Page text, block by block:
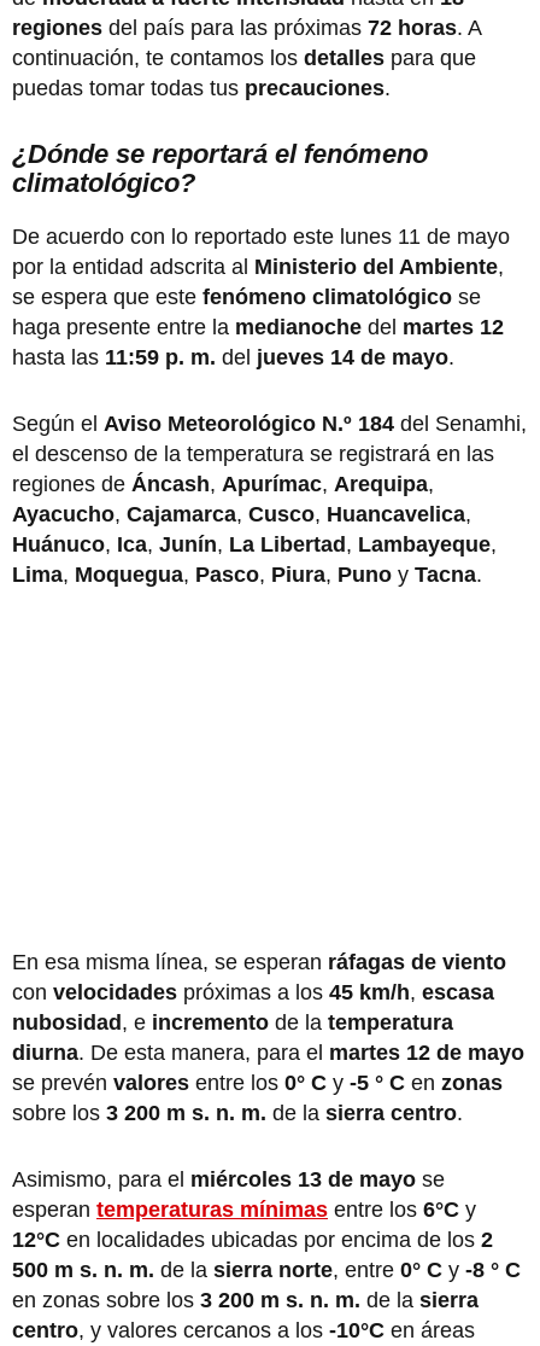
regiones del país para las próximas 72 horas. A
continuación, te contamos los detalles para que
puedas tomar todas tus precauciones.
¿Dónde se reportará el fenómeno
climatológico?
De acuerdo con lo reportado este lunes 11 de mayo
por la entidad adscrita al Ministerio del Ambiente,
se espera que este fenómeno climatológico se
haga presente entre la medianoche del martes 12
hasta las 11:59 p. m. del jueves 14 de mayo.
Según el Aviso Meteorológico N.º 184 del Senamhi,
el descenso de la temperatura se registrará en las
regiones de Áncash, Apurímac, Arequipa,
Ayacucho, Cajamarca, Cusco, Huancavelica,
Huánuco, Ica, Junín, La Libertad, Lambayeque,
Lima, Moquegua, Pasco, Piura, Puno y Tacna.
En esa misma línea, se esperan ráfagas de viento
con velocidades próximas a los 45 km/h, escasa
nubosidad, e incremento de la temperatura
diurna. De esta manera, para el martes 12 de mayo
se prevén valores entre los 0° C y -5 ° C en zonas
sobre los 3 200 m s. n. m. de la sierra centro.
Asimismo, para el miércoles 13 de mayo se
esperan temperaturas mínimas entre los 6°C y
12°C en localidades ubicadas por encima de los 2
500 m s. n. m. de la sierra norte, entre 0° C y -8 ° C
en zonas sobre los 3 200 m s. n. m. de la sierra
centro, y valores cercanos a los -10°C en áreas